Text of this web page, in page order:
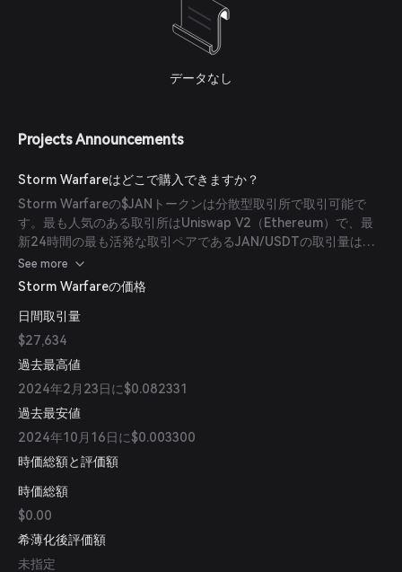
データなし
Projects Announcements
Storm Warfareはどこで購入できますか？
Storm Warfareの$JANトークンは分散型取引所で取引可能で
す。最も人気のある取引所はUniswap V2（Ethereum）で、最
新24時間の最も活発な取引ペアであるJAN/USDTの取引量は
$23.34です。
See more
Storm Warfareの価格
日間取引量
$27,634
過去最高値
2024年2月23日に$0.082331
過去最安値
2024年10月16日に$0.003300
時価総額と評価額
時価総額
$0.00
希薄化後評価額
未指定